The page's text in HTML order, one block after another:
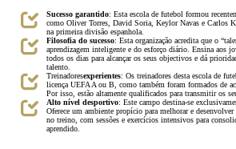
Sucesso garantido: Esta escola de futebol formou
como Oliver Torres, David Soria, Keylor Navas e Carlos
na primeira divisão espanhola.
Filosofia do sucesso: Esta organização acredita que o
aprendizagem inteligente e do esforço diário. Ensina aos
todos os dias para alcançar os seus objectivos e dá
talento.
Treinadoresexperientes: Os treinadores desta escola de
licença UEFA A ou B, como também foram formados de
Por isso, estão altamente qualificados para transmitir os
Alto nível desportivo: Este campo destina-se
Oferece um ambiente propício para melhorar e desenvolver
no treino, com sessões e exercícios intensivos para
aprendido.